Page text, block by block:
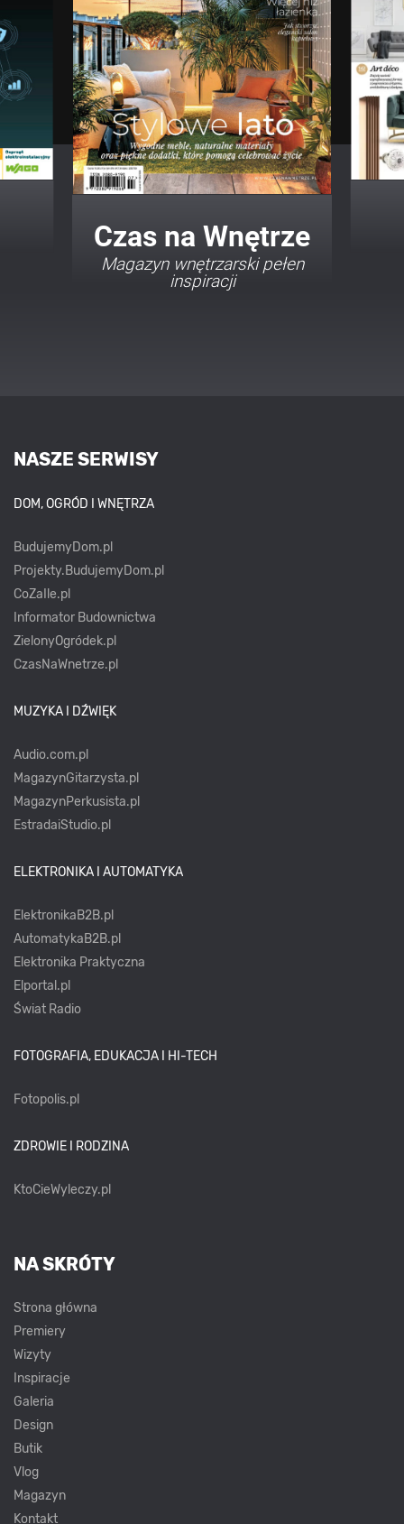
Twój Dom Twój Styl
Porady i inspiracje w
najmodniejszych stylach
NASZE SERWISY
DOM, OGRÓD I WNĘTRZA
BudujemyDom.pl
Projekty.BudujemyDom.pl
CoZaIle.pl
Informator Budownictwa
ZielonyOgródek.pl
CzasNaWnetrze.pl
MUZYKA I DŹWIĘK
Audio.com.pl
MagazynGitarzysta.pl
MagazynPerkusista.pl
EstradaiStudio.pl
ELEKTRONIKA I AUTOMATYKA
ElektronikaB2B.pl
AutomatykaB2B.pl
Elektronika Praktyczna
Elportal.pl
Świat Radio
FOTOGRAFIA, EDUKACJA I HI-TECH
Fotopolis.pl
ZDROWIE I RODZINA
KtoCieWyleczy.pl
NA SKRÓTY
Strona główna
Premiery
Wizyty
Inspiracje
Galeria
Design
Butik
Vlog
Magazyn
Kontakt